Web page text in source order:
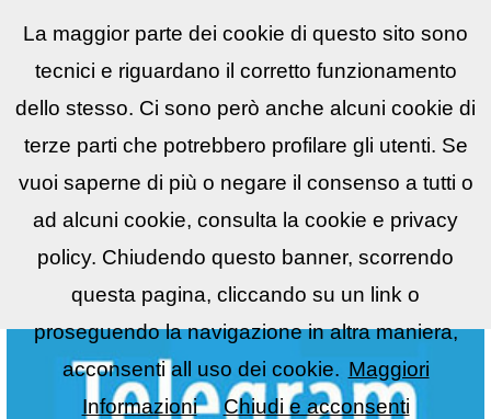
ReflexLIST▼
La maggior parte dei cookie di questo sito sono
tecnici e riguardano il corretto funzionamento
dello stesso. Ci sono però anche alcuni cookie di
terze parti che potrebbero profilare gli utenti. Se
vuoi saperne di più o negare il consenso a tutti o
ad alcuni cookie, consulta la cookie e privacy
policy. Chiudendo questo banner, scorrendo
questa pagina, cliccando su un link o
proseguendo la navigazione in altra maniera,
acconsenti all uso dei cookie. Maggiori
Informazioni
Chiudi e acconsenti